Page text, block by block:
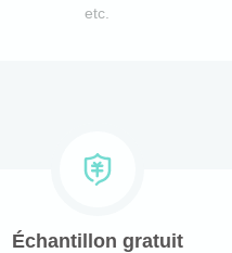
etc.
Échantillon gratuit